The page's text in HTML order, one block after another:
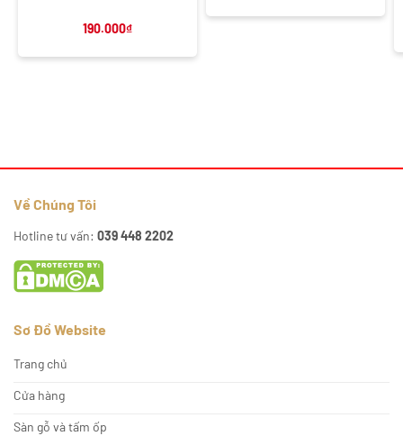
190.000₫
Về Chúng Tôi
Hotline tư vấn: 039 448 2202
Sơ Đồ Website
Trang chủ
Cửa hàng
Sàn gỗ và tấm ốp